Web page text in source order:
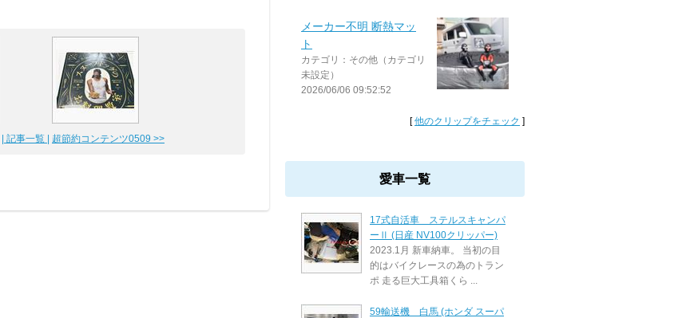
| 記事一覧 | 超節約コンテンツ0509 >>
メーカー不明 断熱マッ
ト
カテゴリ：その他（カテゴリ
未設定）
2026/06/06 09:52:52
[他のクリップをチェック ]
愛車一覧
17式自活車 ステルスキャンパ
ーⅡ (日産 NV100クリッパー)
2023.1月 新車納車。 当初の目
的はバイクレースの為のトラン
ポ 走る巨大工具箱くら ...
59輸送機 白馬 (ホンダ スーパ